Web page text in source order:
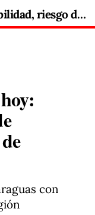
El tiempo en Madrid hoy: inestabilidad, riesgo de tormentas y descenso de temperaturas
con